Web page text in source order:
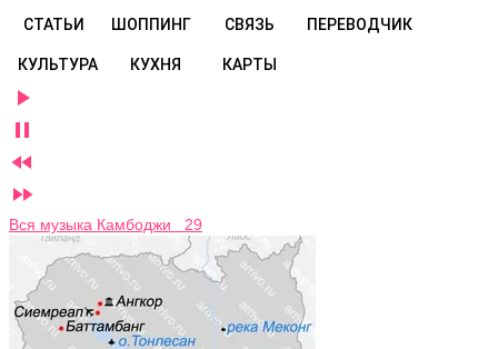
СТАТЬИ ШОППИНГ СВЯЗЬ ПЕРЕВОДЧИК
КУЛЬТУРА КУХНЯ КАРТЫ




Вся музыка Камбоджи 29